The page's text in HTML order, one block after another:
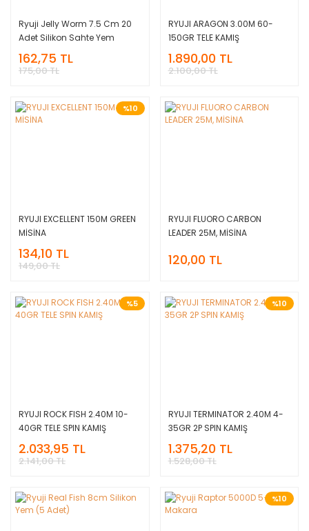
Ryuji Jelly Worm 7.5 Cm 20
Adet Silikon Sahte Yem
162,75 TL
175,00 TL
RYUJI ARAGON 3.00M 60-
150GR TELE KAMIŞ
1.890,00 TL
2.100,00 TL
%10
RYUJI EXCELLENT 150M GREEN
MİSİNA
134,10 TL
149,00 TL
RYUJI FLUORO CARBON
LEADER 25M, MİSİNA
120,00 TL
%5
RYUJI ROCK FISH 2.40M 10-
40GR TELE SPIN KAMIŞ
2.033,95 TL
2.141,00 TL
%10
RYUJI TERMINATOR 2.40M 4-
35GR 2P SPIN KAMIŞ
1.375,20 TL
1.528,00 TL
%10